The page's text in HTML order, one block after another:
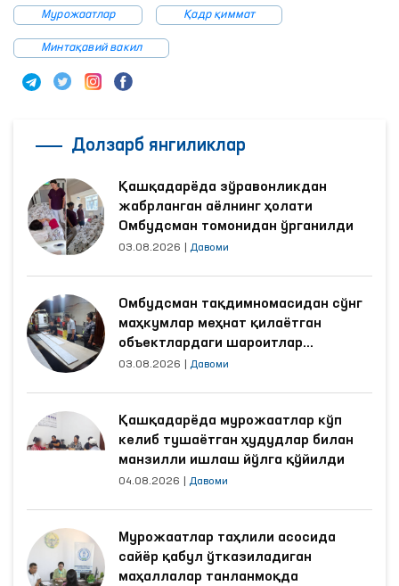
Мурожаатлар Қадр қиммат
Минтақавий вакил
Долзарб янгиликлар
Қашқадарёда зўравонликдан
жабрланган аёлнинг ҳолати
Омбудсман томонидан ўрганилди
03.08.2026 Давоми
Омбудсман тақдимномасидан сўнг
маҳкумлар меҳнат қилаётган
объектлардаги шароитлар
яхшиланди
03.08.2026 Давоми
Қашқадарёда мурожаатлар кўп
келиб тушаётган ҳудудлар билан
манзилли ишлаш йўлга қўйилди
04.08.2026 Давоми
Мурожаатлар таҳлили асосида
сайёр қабул ўтказиладиган
маҳаллалар танланмоқда